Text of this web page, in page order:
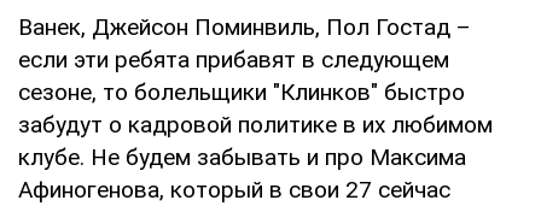
Ванек, Джейсон Поминвиль, Пол Гостад –
если эти ребята прибавят в следующем
сезоне, то болельщики "Клинков" быстро
забудут о кадровой политике в их любимом
клубе. Не будем забывать и про Максима
Афиногенова, который в свои 27 сейчас